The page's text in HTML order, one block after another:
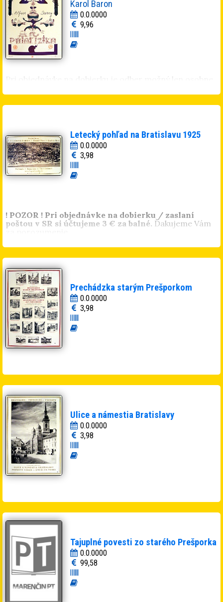
Karol Baron
0.0.0000
9,96
Pri objednávke na dobierku je odber možný len osobne.
Letecký pohľad na Bratislavu 1925
0.0.0000
3,98
! POZOR ! Pri objednávke na dobierku / zaslaní
poštou v SR si účtujeme 3 € za balné. Ďakujeme Vám
Prechádzka starým Prešporkom
0.0.0000
3,98
Ulice a námestia Bratislavy
0.0.0000
3,98
Tajuplné povesti zo starého Prešporka
0.0.0000
99,58